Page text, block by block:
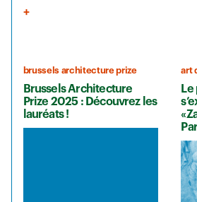
brussels architecture prize
Brussels Architecture
Prize 2025 : Découvrez les
lauréats !
art